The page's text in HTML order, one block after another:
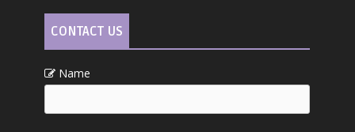
CONTACT US
Name